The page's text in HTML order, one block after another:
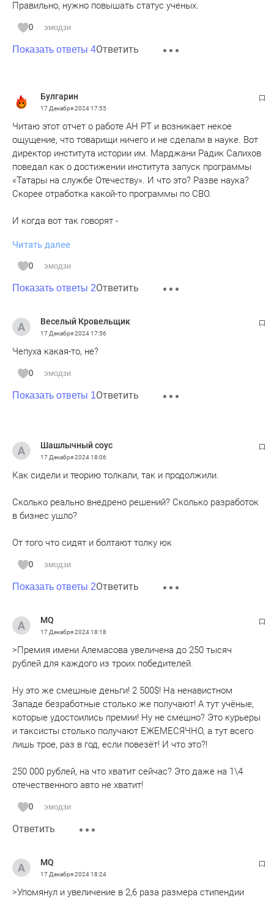
Правильно, нужно повышать статус ученых.
0 эмодзи
Показать ответы 4Ответить
Булгарин
17 Декабря 202417:55
Читаю этот отчет о работе АН РТ и возникает некое
ощущение, что товарищи ничего и не сделали в науке. Вот
директор института истории им. Марджани Радик Салихов
поведал как о достижении института запуск программы
«Татары на службе Отечеству». И что это? Разве наука?
Скорее отработка какой-то программы по СВО.
И когда вот так говорят -
должна появиться программа научно-технического
развития
сразу возникает подозрение об очередной компании
написать и представить кому-то там. Может и АН РТ.
Простите, конечно, но вам какое дело до этого?
требования, не нарушают принятые законы и больше
ничем вам не обязаны. Может своими делами займетесь,
такие программы и их выполнять.
Читать далее
0 эмодзи
Показать ответы 2Ответить
Веселый Кровельщик
17 Декабря 202417:56
Чепуха какая-то, не?
0 эмодзи
Показать ответы 1Ответить
Шашлычный соус
17 Декабря 202418:06
Как сидели и теорию толкали, так и продолжили.
Сколько реально внедрено решений? Сколько разработок
в бизнес ушло?
От того что сидят и болтают толку юк
0 эмодзи
Показать ответы 2Ответить
MQ
17 Декабря 202418:18
>Премия имени Алемасова увеличена до 250 тысяч
рублей для каждого из троих победителей.
Ну это же смешные деньги! 2 500$! На ненавистном
Западе безработные столько же получают! А тут учёные,
которые удостоились премии! Ну не смешно? Это курьеры
и таксисты столько получают ЕЖЕМЕСЯЧНО, а тут всего
лишь трое, раз в год, если повезёт! И что это?!
250 000 рублей, на что хватит сейчас? Это даже на 1\4
отечественного авто не хватит!
0 эмодзи
Ответить
MQ
17 Декабря 202418:24
>Упомянул и увеличение в 2,6 раза размера стипендии